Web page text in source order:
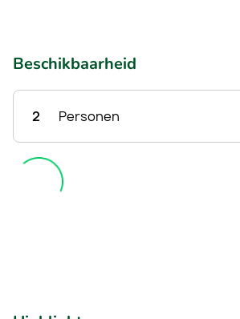
Beschikbaarheid
2 Personen